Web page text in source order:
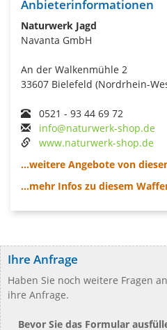
Anbieterinformationen
Naturwerk Jagd
Navanta GmbH
An der Walkenmühle 2
33607 Bielefeld (Nordrhein-
0521 - 93 44 69 72
info@naturwerk-shop.de
www.naturwerk-shop.de
...weitere Angebote von
...mehr Infos zu diesem
Ihre Anfrage
Haben Sie noch weitere Fragen
ihre Anfrage.
Bevor Sie das Formular